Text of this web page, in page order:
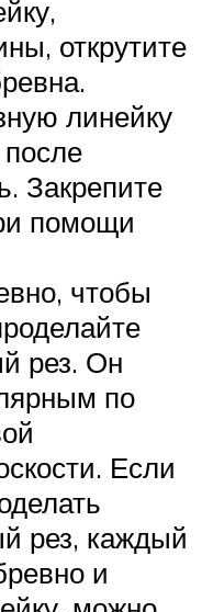
открутите
линейку
Закрепите
помощи
чтобы
рез. Он
по
Если
рез, каждый
и